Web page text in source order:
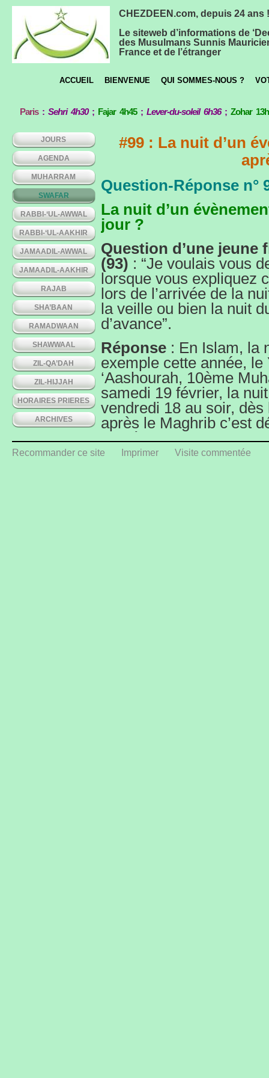
CHEZDEEN.com, depuis 24 ans !
Le siteweb d’informations de
des Musulmans Sunnis
France et de l’étranger
ACCUEIL BIENVENUE QUI SOMMES-NOUS ?
Paris:Sehri 4h30; Fajar 4h45;Lever-du-soleil 6h36;Zohar
JOURS
AGENDA
MUHARRAM
SWAFAR
RABBI-‘UL-AWWAL
RABBI-‘UL-AAKHIR
JAMAADIL-AWWAL
JAMAADIL-AAKHIR
RAJAB
SHA’BAAN
RAMADWAAN
SHAWWAAL
ZIL-QA’DAH
ZIL-HIJJAH
HORAIRES PRIERES
ARCHIVES
#99 : La nuit d’un
Question-Réponse n°
La nuit d’un
jour ?
Question d’une jeune
(93) : “Je voulais vous
lorsque vous expliquez
lors de l’arrivée de la
la veille ou bien la nuit
d’avance”.
Réponse : En Islam, la
exemple cette année, le
‘Aashourah, 10ème
samedi 19 février, la
vendredi 18 au soir,
après le Maghrib c’est
la 11ème nuit du
En somme, selon le
Recommander ce site Imprimer Visite commentée